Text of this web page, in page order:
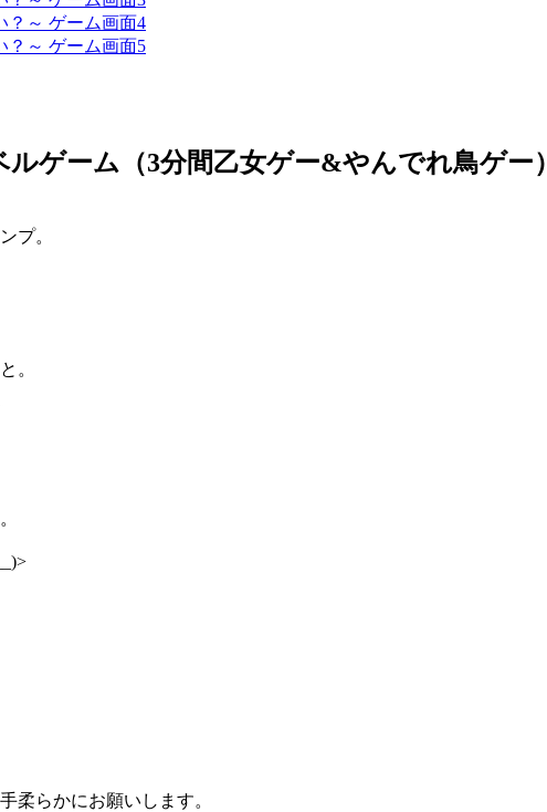
ゲーム（3分間乙女ゲー&やんでれ鳥ゲー）
プ。
。
柔らかにお願いします。